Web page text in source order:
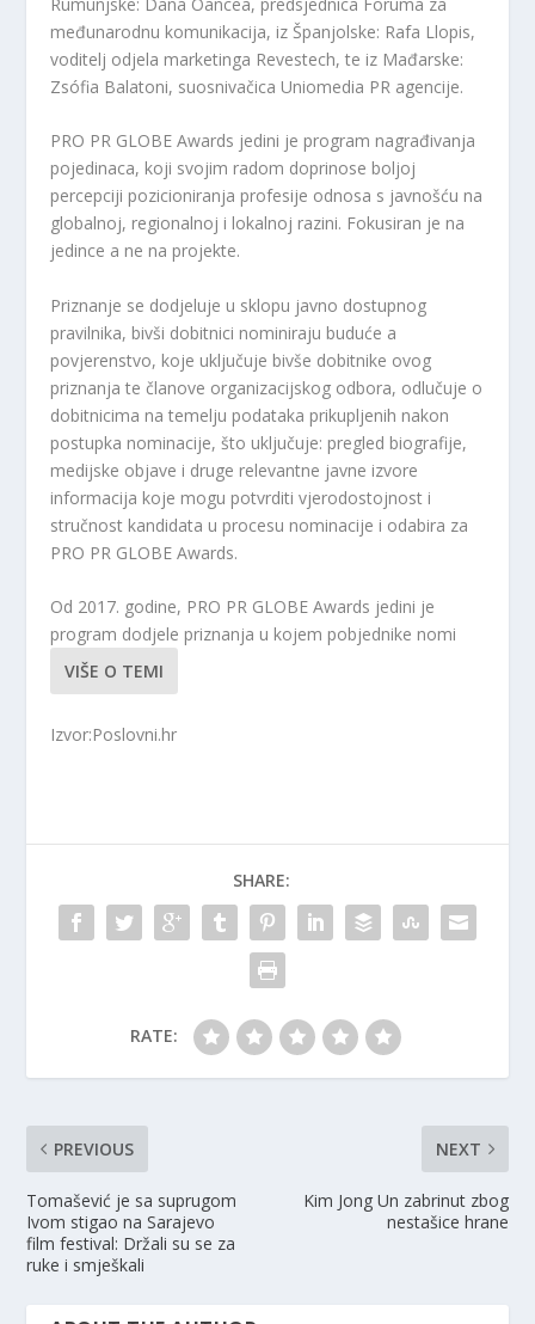
međunarodnu komunikacija, iz Španjolske: Rafa Llopis,
voditelj odjela marketinga Revestech, te iz Mađarske:
Zsófia Balatoni, suosnivačica Uniomedia PR agencije.
PRO PR GLOBE Awards jedini je program nagrađivanja
pojedinaca, koji svojim radom doprinose boljoj
percepciji pozicioniranja profesije odnosa s javnošću na
globalnoj, regionalnoj i lokalnoj razini. Fokusiran je na
jedince a ne na projekte.
Priznanje se dodjeluje u sklopu javno dostupnog
pravilnika, bivši dobitnici nominiraju buduće a
povjerenstvo, koje uključuje bivše dobitnike ovog
priznanja te članove organizacijskog odbora, odlučuje o
dobitnicima na temelju podataka prikupljenih nakon
postupka nominacije, što uključuje: pregled biografije,
medijske objave i druge relevantne javne izvore
informacija koje mogu potvrditi vjerodostojnost i
stručnost kandidata u procesu nominacije i odabira za
PRO PR GLOBE Awards.
Od 2017. godine, PRO PR GLOBE Awards jedini je
program dodjele priznanja u kojem pobjednike nomi
VIŠE O TEMI
Izvor:Poslovni.hr
SHARE:
RATE:
PREVIOUS
Tomašević je sa suprugom
Ivom stigao na Sarajevo
film festival: Držali su se za
ruke i smješkali
NEXT
Kim Jong Un zabrinut zbog
nestašice hrane